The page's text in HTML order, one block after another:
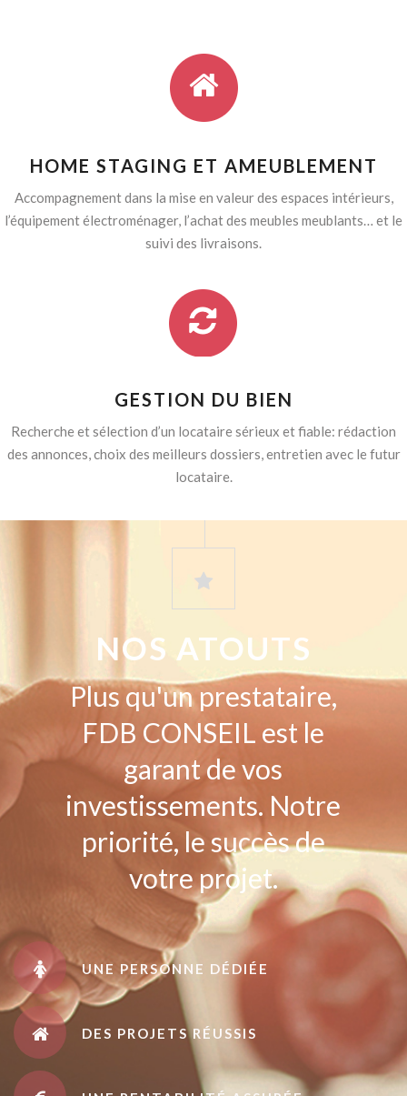
HOME STAGING ET AMEUBLEMENT
Accompagnement dans la mise en valeur des espaces intérieurs,
l’équipement électroménager, l’achat des meubles meublants… et le
suivi des livraisons.
GESTION DU BIEN
Recherche et sélection d’un locataire sérieux et fiable: rédaction
des annonces, choix des meilleurs dossiers, entretien avec le futur
locataire.
NOS ATOUTS
Plus qu'un prestataire,
FDB CONSEIL est le
garant de vos
investissements. Notre
priorité, le succès de
votre projet.
UNE PERSONNE DÉDIÉE
DES PROJETS RÉUSSIS